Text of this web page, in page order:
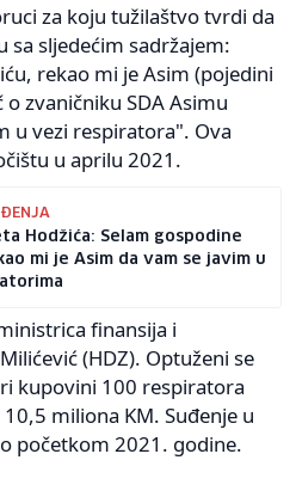
za koju tužilaštvo tvrdi da
sa sljedećim sadržajem:
rekao mi je Asim (pojedini
zvaničniku SDA Asimu
u vezi respiratora". Ova
u aprilu 2021.
Hodžića: Selam gospodine
mi je Asim da vam se javim u
finansija i
(HDZ). Optuženi se
kupovini 100 respiratora
miliona KM. Suđenje u
početkom 2021. godine.